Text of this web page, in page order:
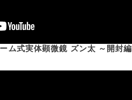
ム式実体顕微鏡 ズン太 ～開封編